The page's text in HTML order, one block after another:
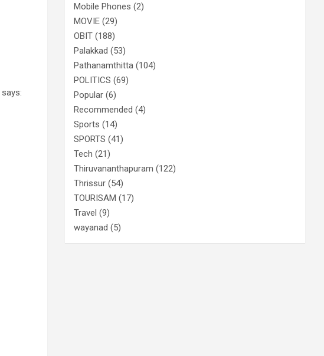
says:
Mobile Phones (2)
MOVIE (29)
OBIT (188)
Palakkad (53)
Pathanamthitta (104)
POLITICS (69)
Popular (6)
Recommended (4)
Sports (14)
SPORTS (41)
Tech (21)
Thiruvananthapuram (122)
Thrissur (54)
TOURISAM (17)
Travel (9)
wayanad (5)